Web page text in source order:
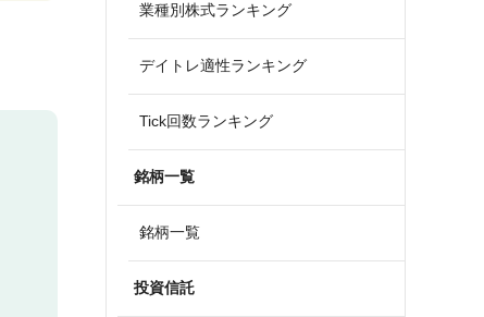
業種別株式ランキング
デイトレ適性ランキング
Tick回数ランキング
銘柄一覧
銘柄一覧
投資信託